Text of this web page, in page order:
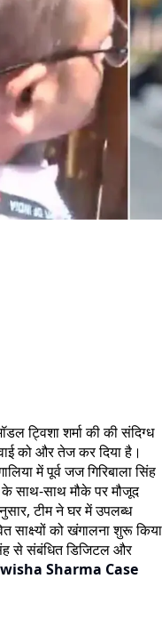
ट्विशा शर्मा की की संदिग्ध
को और तेज कर दिया है।
में पूर्व जज गिरिबाला सिंह
साथ-साथ मौके पर मौजूद
टीम ने घर में उपलब्ध
साक्ष्यों को खंगालना शुरू किया
से संबंधित डिजिटल और
Sharma Case